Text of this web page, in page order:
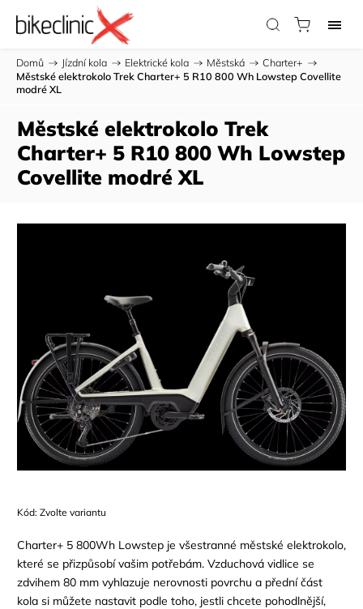
Domů / Jízdní kola / Elektrické kola / Městská / Charter+ /
Městské elektrokolo Trek Charter+ 5 R10 800 Wh Lowstep Covellite
modré XL
Městské elektrokolo Trek
Charter+ 5 R10 800 Wh Lowstep
Covellite modré XL
Kód: Zvolte variantu
Charter+ 5 800Wh Lowstep je všestranné městské elektrokolo,
které se přizpůsobí vašim potřebám. Vzduchová vidlice se
zdvihem 80 mm vyhlazuje nerovnosti povrchu a přední část
kola si můžete nastavit podle toho, jestli chcete pohodlnější,